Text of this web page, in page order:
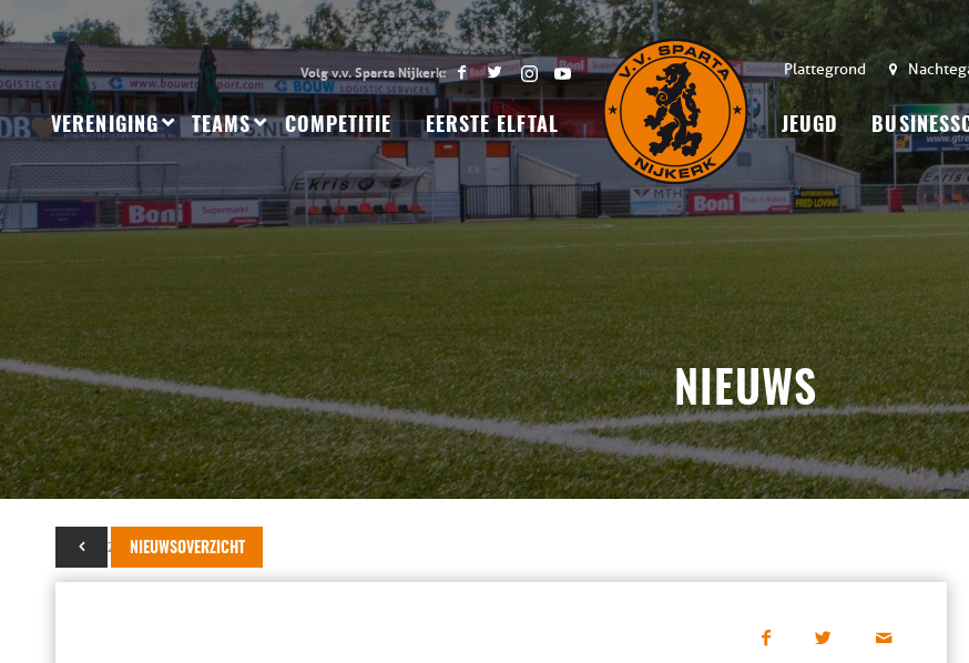
Plattegrond
VERENIGING TEAMS COMPETITIE EERSTE ELFTAL JEUGD
NIEUWS
NIEUWSOVERZICHT
13 mei 2014